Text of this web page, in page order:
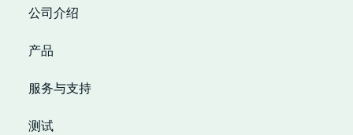
公司介绍
产品
服务与支持
测试